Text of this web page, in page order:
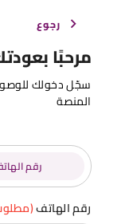
رجوع
مرحبًا
سجّل دخولك
المنصة
رقم
رقم الهاتف